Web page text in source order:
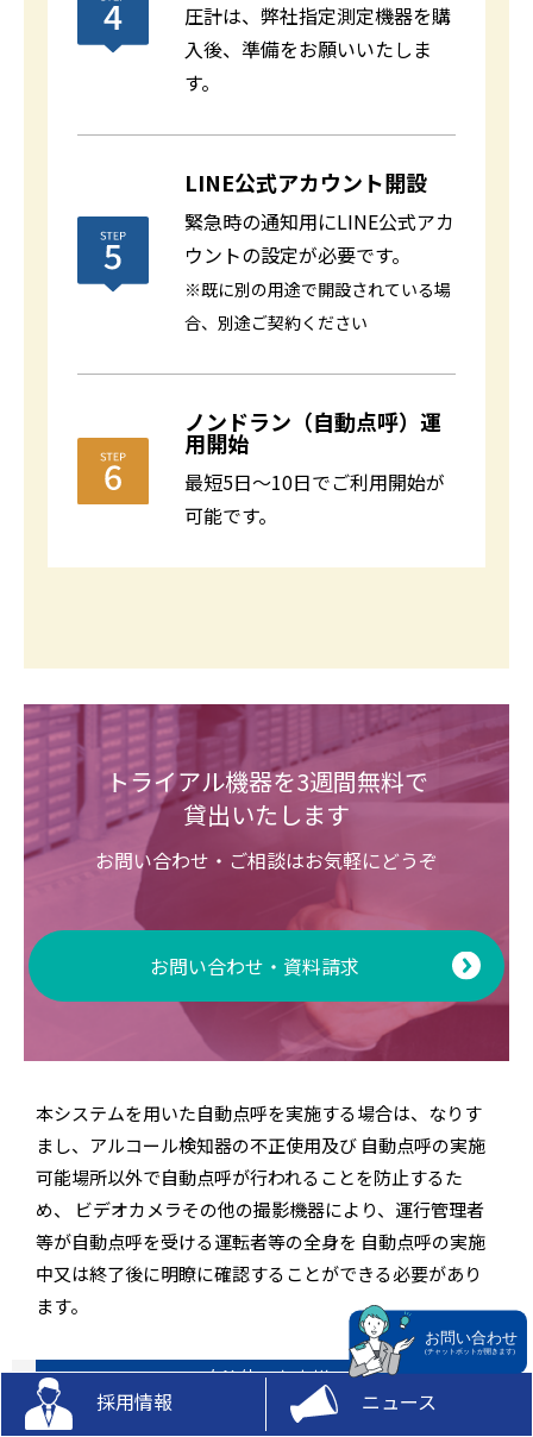
圧計は、弊社指定測定機器を購
入後、準備をお願いいたしま
す。
LINE公式アカウント開設
緊急時の通知用にLINE公式アカ
ウントの設定が必要です。
※既に別の用途で開設されている場
合、別途ご契約ください
ノンドラン（自動点呼）運
用開始
最短5日～10日でご利用開始が
可能です。
トライアル機器を3週間無料で
貸出いたします
お問い合わせ・ご相談はお気軽にどうぞ
お問い合わせ・資料請求
本システムを用いた自動点呼を実施する場合は、なりす
まし、アルコール検知器の不正使用及び 自動点呼の実施
可能場所以外で自動点呼が行われることを防止するた
め、 ビデオカメラその他の撮影機器により、運行管理者
等が自動点呼を受ける運転者等の全身を 自動点呼の実施
中又は終了後に明瞭に確認することができる必要があり
ます。
自治体のお客様
採用情報 ニュース